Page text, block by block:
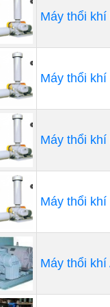
điểm khi
Máy thổi khí
Máy thổi khí
Máy thổi khí
Máy thổi khí
Máy thổi khí